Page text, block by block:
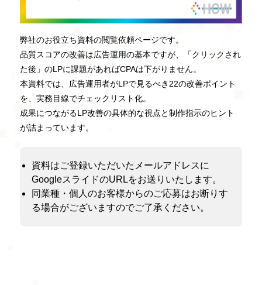
弊社のお役立ち資料の閲覧依頼ページです。
品質スコアの改善は広告運用の基本ですが、「クリックされ
た後」のLPに課題があればCPAは下がりません。
本資料では、広告運用者がLPで見るべき22の改善ポイント
を、実務目線でチェックリスト化。
成果につながるLP改善の具体的な視点と制作指示のヒント
が詰まっています。
資料はご登録いただいたメールアドレスに
GoogleスライドのURLをお送りいたします。
同業種・個人のお客様からのご応募はお断りす
る場合がございますのでご了承ください。